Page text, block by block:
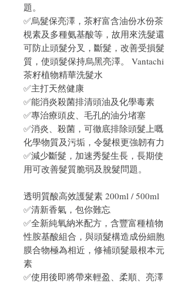
題。
✅烏髮保亮澤，茶籽富含油份水份茶
梘素及多種氨基酸等，故用來洗髮還
可防止頭髮分叉，斷髮，改善受損髮
質，使頭髮保持烏黑亮澤。 Vantachi
茶籽植物精華洗髮水
✅主打天然健康
✅能消炎殺菌排清頭油及化學毒素
✅專治療頭皮、毛孔的油分堵塞
✅消炎、殺菌，可徹底排除頭髮上嘅
化學物質及污垢，令髮根更強韌有力
✅減少斷髮，加速秀髮生長，長期使
用可改善髮質脆弱及脫髮問題。
透明質酸高效護髮素 200ml / 500ml
✅清新香氣，包你難忘
✅全新純氧納米配方，含豐富種植物
性胺基酸組合，與頭髮構造成份細胞
膜合物極為相近，修補頭髮最根本元
素
✅使用後即將帶來輕盈、柔順、亮澤